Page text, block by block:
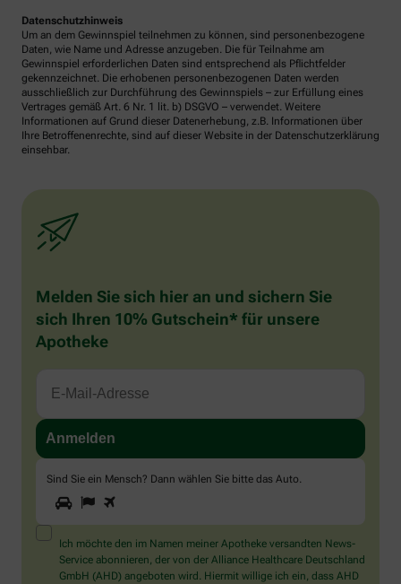
Datenschutzhinweis
Um an dem Gewinnspiel teilnehmen zu können, sind personenbezogene
Daten, wie Name und Adresse anzugeben. Die für Teilnahme am
Gewinnspiel erforderlichen Daten sind entsprechend als Pflichtfelder
gekennzeichnet. Die erhobenen personenbezogenen Daten werden
ausschließlich zur Durchführung des Gewinnspiels – zur Erfüllung eines
Vertrages gemäß Art. 6 Nr. 1 lit. b) DSGVO – verwendet. Weitere
Informationen auf Grund dieser Datenerhebung, z.B. Informationen über
Ihre Betroffenenrechte, sind auf dieser Website in der Datenschutzerklärung
einsehbar.
Melden Sie sich hier an und sichern Sie
sich Ihren 10% Gutschein* für unsere
Apotheke
Sind Sie ein Mensch? Dann wählen Sie bitte das Auto.
Sind
Sie
ein
Mensch?
Dann
wählen
1 2
Ich möchte den im Namen meiner Apotheke versandten News-
Service abonnieren, der von der Alliance Healthcare Deutschland
GmbH (AHD) angeboten wird. Hiermit willige ich ein, dass AHD